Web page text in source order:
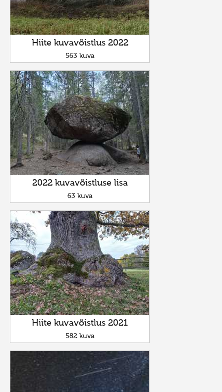
Hiite kuvavõistlus 2022
563 kuva
2022 kuvavõistluse lisa
63 kuva
Hiite kuvavõistlus 2021
582 kuva